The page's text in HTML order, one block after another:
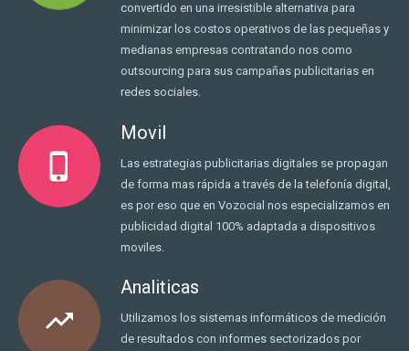
convertido en una irresistible alternativa para
minimizar los costos operativos de las pequeñas y
medianas empresas contratando nos como
outsourcing para sus campañas publicitarias en
redes sociales.
phone_iphone
Movil
Las estrategias publicitarias digitales se propagan
de forma mas rápida a través de la telefonía digital,
es por eso que en Vozocial nos especializamos en
publicidad digital 100% adaptada a dispositivos
moviles.
trending_up
Analiticas
Utilizamos los sistemas informáticos de medición
de resultados con informes sectorizados por